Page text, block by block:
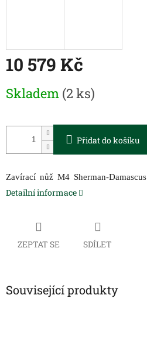
10 579 Kč
cena:
Skladem (2 ks)
Přidat do košíku
Zavírací nůž M4 Sherman-Damascus
Detailní informace
ZEPTAT SE SDÍLET
Související produkty